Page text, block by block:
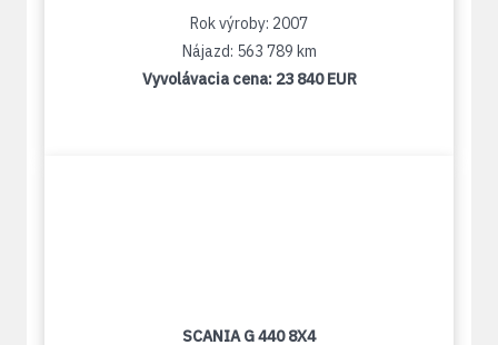
Rok výroby: 2007
Nájazd: 563 789 km
Vyvolávacia cena: 23 840 EUR
SCANIA G 440 8X4